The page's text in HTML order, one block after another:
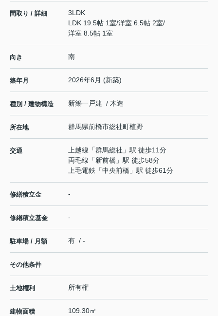
間取り / 詳細
3LDK
LDK 19.5帖 1室/洋室 6.5帖 2室/
洋室 8.5帖 1室
向き 南
築年月 2026年6月 (新築)
種別 / 建物構造 新築一戸建 / 木造
所在地 群馬県前橋市総社町植野
交通 上越線 「群馬総社 」駅 徒歩11分
両毛線 「新前橋 」駅 徒歩58分
上毛電鉄 「中央前橋 」駅 徒歩61分
修繕積立金 -
修繕積立基金 -
駐車場 / 月額 有 / -
その他条件
土地権利 所有権
建物面積 109.30㎡